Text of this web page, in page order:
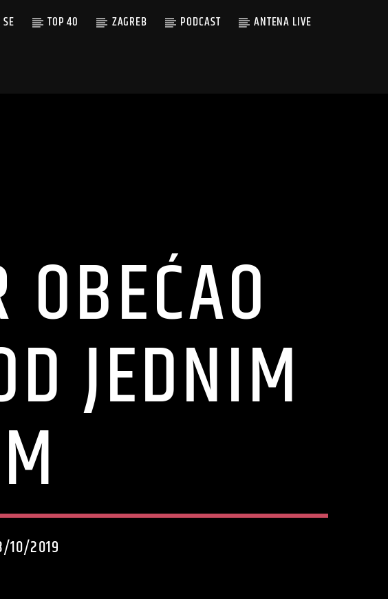
TOP 40 ZAGREB PODCAST ANTENA LIVE
JEDNIM
10/2019